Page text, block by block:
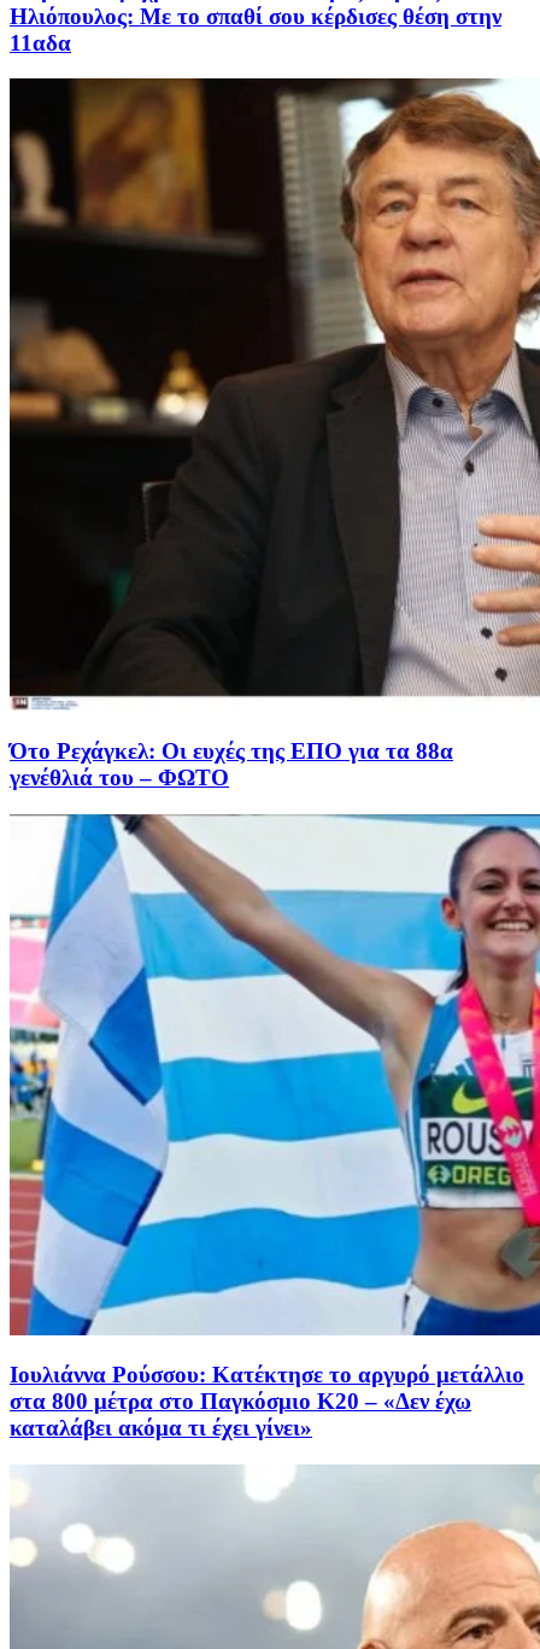
Ηλιόπουλος: Με το σπαθί σου κέρδισες θέση στην
11αδα
Ότο Ρεχάγκελ: Οι ευχές της EΠΟ για τα 88α
γενέθλιά του – ΦΩΤΟ
Ιουλιάννα Ρούσσου: Κατέκτησε το αργυρό μετάλλιο
στα 800 μέτρα στο Παγκόσμιο Κ20 – «Δεν έχω
καταλάβει ακόμα τι έχει γίνει»